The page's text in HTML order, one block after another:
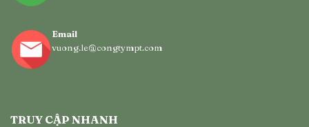
Email
vuong.le@congtympt.com
TRUY CẬP NHANH